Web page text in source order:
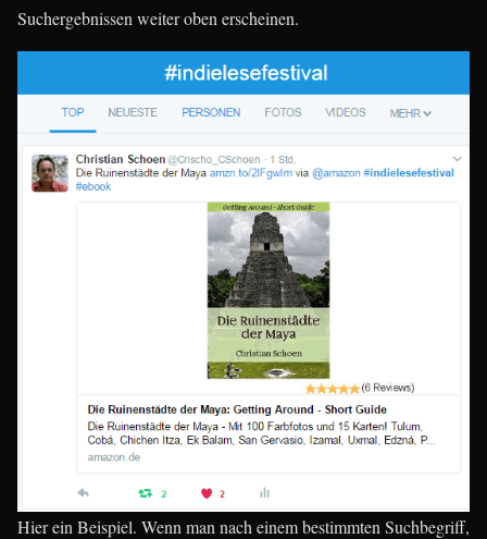
Suchergebnissen weiter oben erscheinen.
Hier ein Beispiel. Wenn man nach einem bestimmten Suchbegriff,